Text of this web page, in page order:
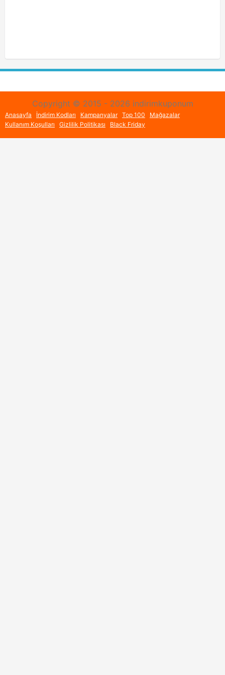
Copyright © 2015 - 2026 indirimkuponum
Anasayfa İndirim Kodları Kampanyalar Top 100
Mağazalar
Kullanım Koşulları
Gizlilik Politikası Black Friday